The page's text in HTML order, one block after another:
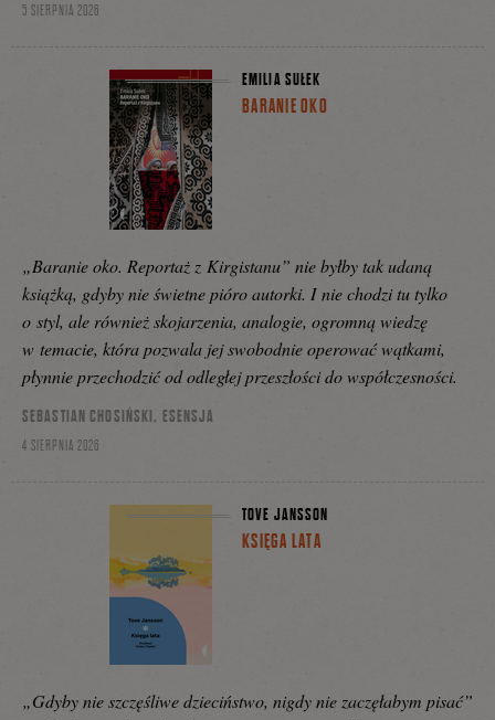
5 SIERPNIA 2026
EMILIA SUŁEK
BARANIE OKO
„Baranie oko. Reportaż z Kirgistanu” nie byłby tak udaną
książką, gdyby nie świetne pióro autorki. I nie chodzi tu tylko
o styl, ale również skojarzenia, analogie, ogromną wiedzę
w temacie, która pozwala jej swobodnie operować wątkami,
płynnie przechodzić od odległej przeszłości do współczesności.
SEBASTIAN CHOSIŃSKI, ESENSJA
4 SIERPNIA 2026
TOVE JANSSON
KSIĘGA LATA
„Gdyby nie szczęśliwe dzieciństwo, nigdy nie zaczęłabym pisać”